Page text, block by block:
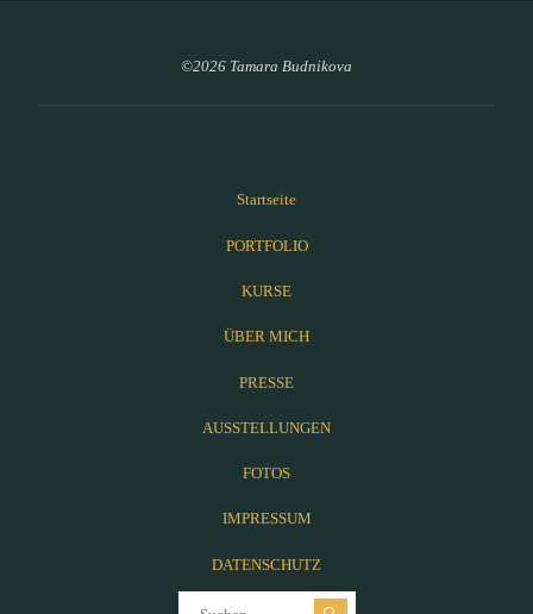
©2026 Tamara Budnikova
Startseite
PORTFOLIO
KURSE
ÜBER MICH
PRESSE
AUSSTELLUNGEN
FOTOS
IMPRESSUM
DATENSCHUTZ